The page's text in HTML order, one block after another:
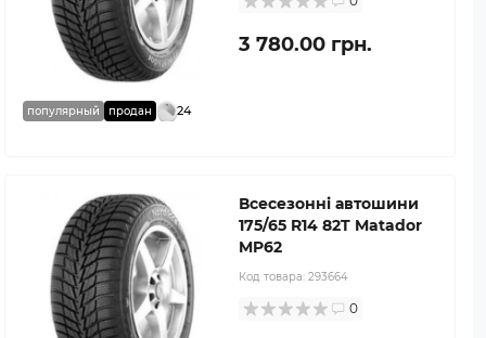
популярный продан 24
3 780.00 грн.
Всесезонні автошини
175/65 R14 82T Matador
MP62
Код товара: 293664
0